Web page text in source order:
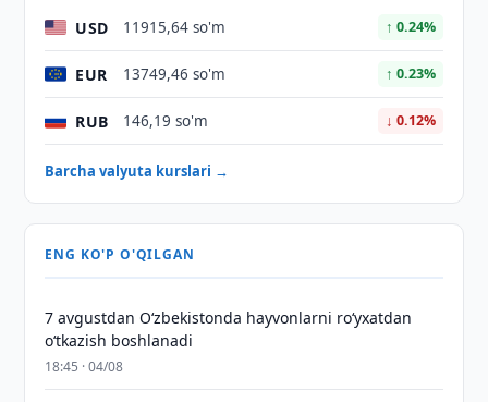
USD 11915,64 so'm ↑ 0.24%
EUR 13749,46 so'm ↑ 0.23%
RUB 146,19 so'm ↓ 0.12%
Barcha valyuta kurslari →
ENG KO'P O'QILGAN
7 avgustdan O‘zbekistonda hayvonlarni ro‘yxatdan
o‘tkazish boshlanadi
18:45 · 04/08